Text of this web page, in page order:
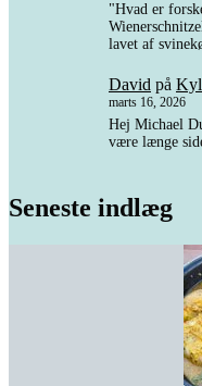
"Hvad er
lavet af
David på
marts 16, 2026
Hej Michael
være længe
Seneste indlæg